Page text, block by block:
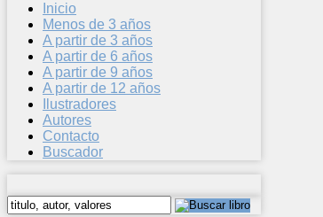
Inicio
Menos de 3 años
A partir de 3 años
A partir de 6 años
A partir de 9 años
A partir de 12 años
Ilustradores
Autores
Contacto
Buscador